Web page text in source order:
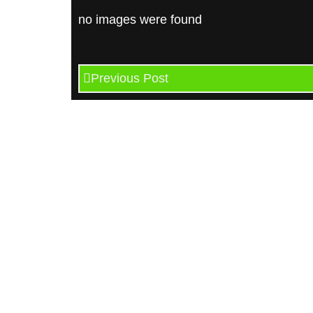
no images were found
Previous Post